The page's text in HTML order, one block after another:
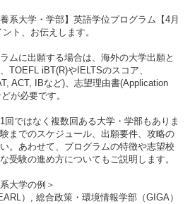
系大学・学部】英語学位プログラム【4月
ト、お伝えします。
ムに出願する場合は、海外の大学出願と
TOEFL iBT(R)やIELTSのスコア、
ACT, IBなど)、志望理由書(Application
が必要です。
回ではなく複数回ある大学・学部もありま
までのスケジュール、出願要件、攻略の
。あわせて、プログラムの特徴や志望校
受験の進め方についてもご説明します。
大学の例＞
）, 総合政策・環境情報学部（GIGA）